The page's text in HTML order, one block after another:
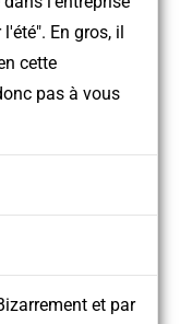
En gros, il
cette
pas à vous
et par